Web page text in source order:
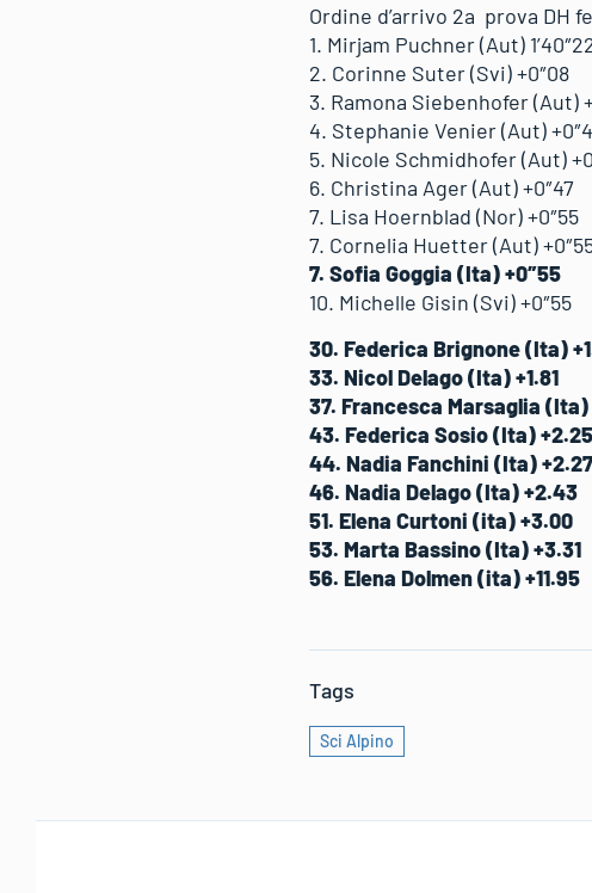
Ordine d’arrivo 2a prova DH
1. Mirjam Puchner (Aut)
2. Corinne Suter (Svi) +0″08
3. Ramona Siebenhofer (Aut)
4. Stephanie Venier (Aut)
5. Nicole Schmidhofer (Aut)
6. Christina Ager (Aut) +0″47
7. Lisa Hoernblad (Nor) +0″55
7. Cornelia Huetter (Aut)
7. Sofia Goggia (Ita) +0″55
10. Michelle Gisin (Svi) +0″55
30. Federica Brignone (Ita)
33. Nicol Delago (Ita) +1.81
37. Francesca Marsaglia (Ita)
43. Federica Sosio (Ita) +2.25
44. Nadia Fanchini (Ita) +2.27
46. Nadia Delago (Ita) +2.43
51. Elena Curtoni (ita) +3.00
53. Marta Bassino (Ita) +3.31
56. Elena Dolmen (ita) +11.95
Tags
Sci Alpino